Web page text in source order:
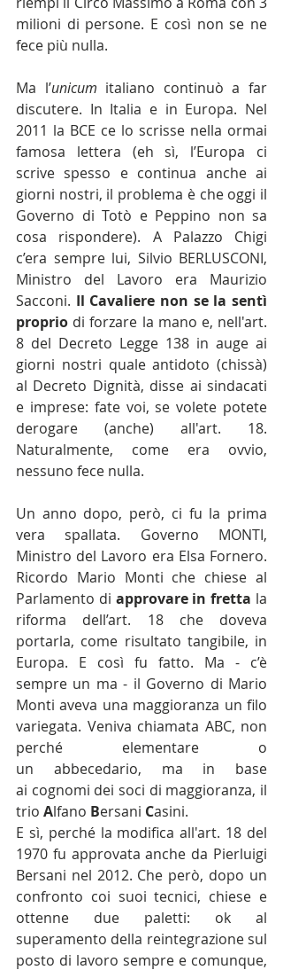
milioni di persone. E così non se ne
fece più nulla.
Ma l’unicum italiano continuò a far
discutere. In Italia e in Europa. Nel
2011 la BCE ce lo scrisse nella ormai
famosa lettera (eh sì, l’Europa ci
scrive spesso e continua anche ai
giorni nostri, il problema è che oggi il
Governo di Totò e Peppino non sa
cosa rispondere). A Palazzo Chigi
c’era sempre lui, Silvio BERLUSCONI,
Ministro del Lavoro era Maurizio
Sacconi. Il Cavaliere non se la sentì
proprio di forzare la mano e, nell'art.
8 del Decreto Legge 138 in auge ai
giorni nostri quale antidoto (chissà)
al Decreto Dignità, disse ai sindacati
e imprese: fate voi, se volete potete
derogare (anche) all'art. 18.
Naturalmente, come era ovvio,
nessuno fece nulla.
Un anno dopo, però, ci fu la prima
vera spallata. Governo MONTI,
Ministro del Lavoro era Elsa Fornero.
Ricordo Mario Monti che chiese al
Parlamento di approvare in fretta la
riforma dell’art. 18 che doveva
portarla, come risultato tangibile, in
Europa. E così fu fatto. Ma - c’è
sempre un ma - il Governo di Mario
Monti aveva una maggioranza un filo
variegata. Veniva chiamata ABC, non
perché elementare o
un abbecedario, ma in base
ai cognomi dei soci di maggioranza, il
trio Alfano Bersani Casini.
E sì, perché la modifica all'art. 18 del
1970 fu approvata anche da Pierluigi
Bersani nel 2012. Che però, dopo un
confronto coi suoi tecnici, chiese e
ottenne due paletti: ok al
superamento della reintegrazione sul
posto di lavoro sempre e comunque,